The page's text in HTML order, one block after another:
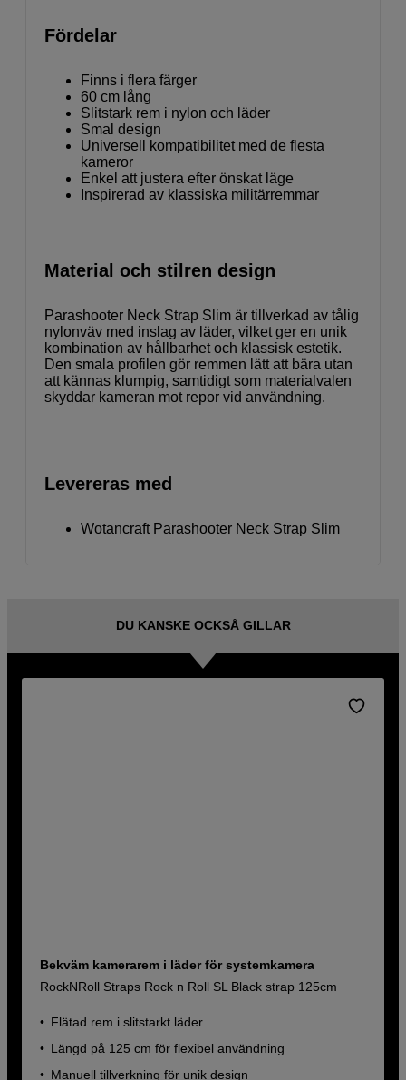
Fördelar
Finns i flera färger
60 cm lång
Slitstark rem i nylon och läder
Smal design
Universell kompatibilitet med de flesta
kameror
Enkel att justera efter önskat läge
Inspirerad av klassiska militärremmar
Material och stilren design
Parashooter Neck Strap Slim är tillverkad av tålig
nylonväv med inslag av läder, vilket ger en unik
kombination av hållbarhet och klassisk estetik.
Den smala profilen gör remmen lätt att bära utan
att kännas klumpig, samtidigt som materialvalen
skyddar kameran mot repor vid användning.
Levereras med
Wotancraft Parashooter Neck Strap Slim
DU KANSKE OCKSÅ GILLAR
Bekväm kamerarem i läder för systemkamera
RockNRoll Straps Rock n Roll SL Black strap 125cm
Flätad rem i slitstarkt läder
Längd på 125 cm för flexibel användning
Manuell tillverkning för unik design